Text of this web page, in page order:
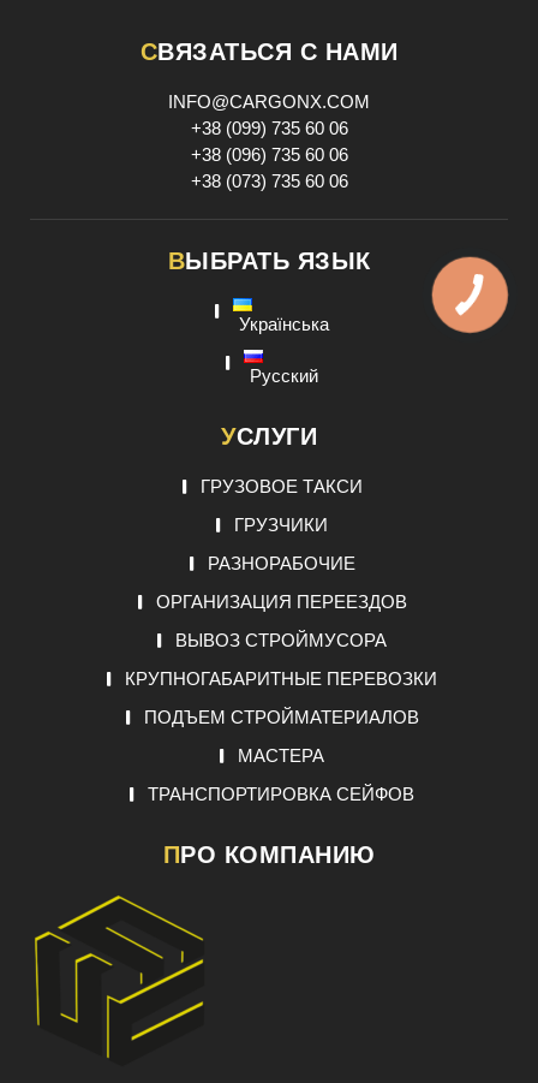
СВЯЗАТЬСЯ С НАМИ
INFO@CARGONX.COM
+38 (099) 735 60 06
+38 (096) 735 60 06
+38 (073) 735 60 06
ВЫБРАТЬ ЯЗЫК
Українська
Русский
УСЛУГИ
ГРУЗОВОЕ ТАКСИ
ГРУЗЧИКИ
РАЗНОРАБОЧИЕ
ОРГАНИЗАЦИЯ ПЕРЕЕЗДОВ
ВЫВОЗ СТРОЙМУСОРА
КРУПНОГАБАРИТНЫЕ ПЕРЕВОЗКИ
ПОДЪЕМ СТРОЙМАТЕРИАЛОВ
МАСТЕРА
ТРАНСПОРТИРОВКА СЕЙФОВ
ПРО КОМПАНИЮ